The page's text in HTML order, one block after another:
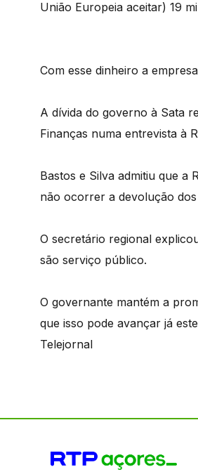
União Europeia aceitar) 19
Com esse dinheiro a
A dívida do governo à Sata
Finanças numa entrevista à
Bastos e Silva admitiu que a
não ocorrer a devolução
O secretário regional
são serviço público.
O governante mantém a
que isso pode avançar já
Telejornal